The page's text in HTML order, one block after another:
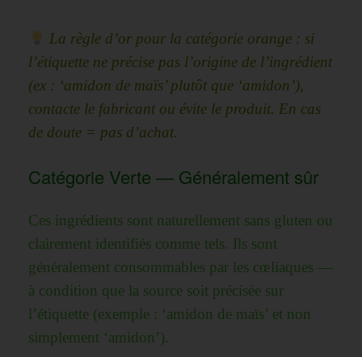
La règle d’or pour la catégorie orange : si
l’étiquette ne précise pas l’origine de l’ingrédient
(ex : ‘amidon de maïs’ plutôt que ‘amidon’),
contacte le fabricant ou évite le produit. En cas
de doute = pas d’achat.
Catégorie Verte — Généralement sûr
Ces ingrédients sont naturellement sans gluten ou
clairement identifiés comme tels. Ils sont
généralement consommables par les cœliaques —
à condition que la source soit précisée sur
l’étiquette (exemple : ‘amidon de maïs’ et non
simplement ‘amidon’).